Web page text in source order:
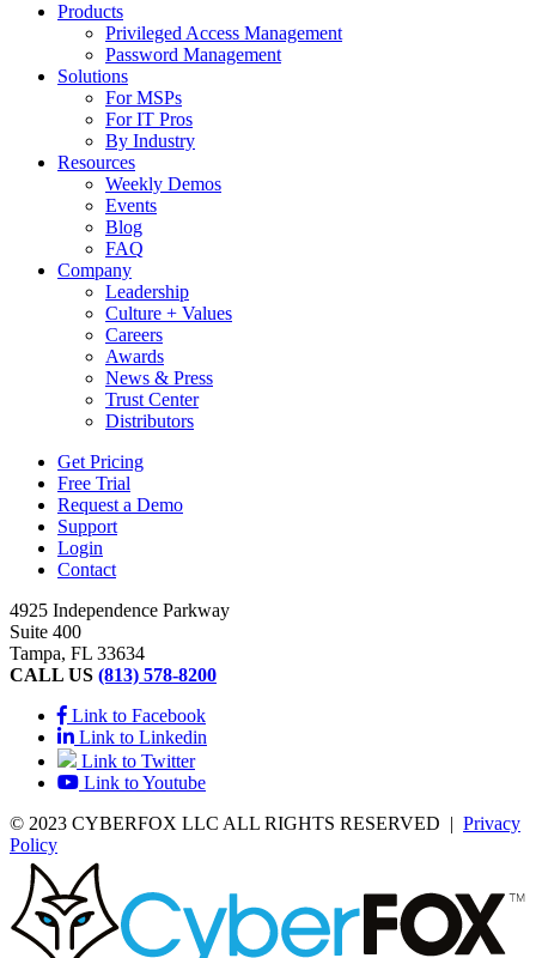
Products
Privileged Access Management
Password Management
Solutions
For MSPs
For IT Pros
By Industry
Resources
Weekly Demos
Events
Blog
FAQ
Company
Leadership
Culture + Values
Careers
Awards
News & Press
Trust Center
Distributors
Get Pricing
Free Trial
Request a Demo
Support
Login
Contact
4925 Independence Parkway
Suite 400
Tampa, FL 33634
CALL US (813) 578-8200
Link to Facebook
Link to Linkedin
Link to Twitter
Link to Youtube
© 2023 CYBERFOX LLC ALL RIGHTS RESERVED | Privacy
Policy